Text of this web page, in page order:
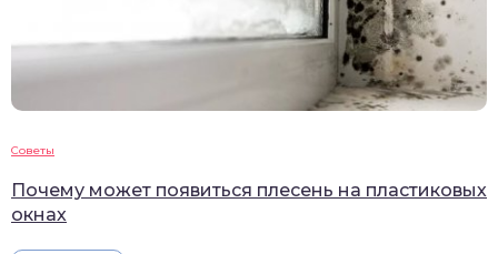
Советы
Почему может появиться плесень на пластиковых
окнах